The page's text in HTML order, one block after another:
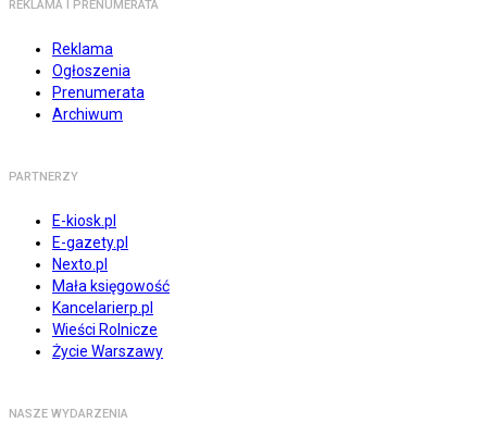
REKLAMA I PRENUMERATA
Reklama
Ogłoszenia
Prenumerata
Archiwum
PARTNERZY
E-kiosk.pl
E-gazety.pl
Nexto.pl
Mała księgowość
Kancelarierp.pl
Wieści Rolnicze
Życie Warszawy
NASZE WYDARZENIA